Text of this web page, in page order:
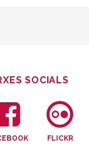
SOCIALS
FLICKR